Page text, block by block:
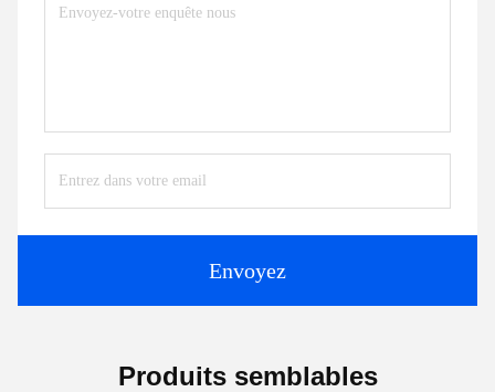
Envoyez
Produits semblables